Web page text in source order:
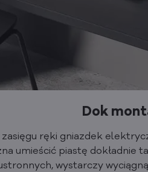
Dok
ręki gniazdek
umieścić piastę dokładnie
wystarczy